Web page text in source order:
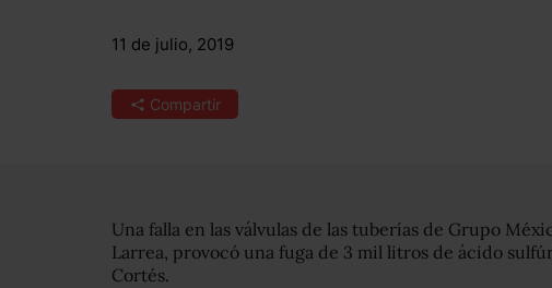
11 de julio, 2019
Compartir
Una falla en las válvulas de las tuberías de Grupo
Larrea, provocó una fuga de 3 mil litros de ácido
Cortés.